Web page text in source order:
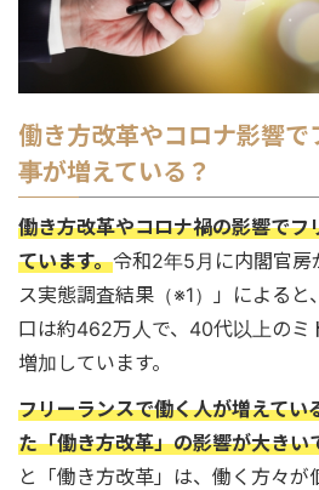
働き方改革やコロナ影響で
事が増えている？
働き方改革やコロナ禍の影響でフ
ています。令和2年5月に内閣官房
ス実態調査結果（※1）」によると
口は約462万人で、40代以上のミ
増加しています。
フリーランスで働く人が増えてい
た「働き方改革」の影響が大きい
と「働き方改革」は、働く方々